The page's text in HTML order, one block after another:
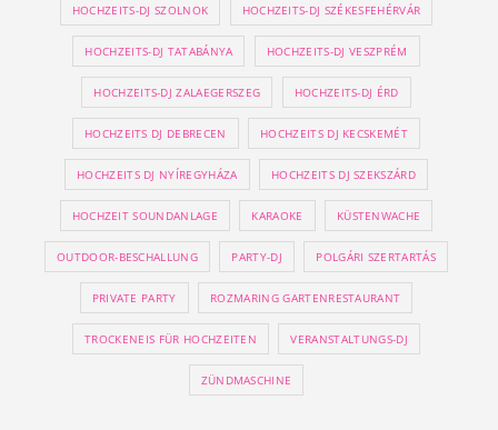
HOCHZEITS-DJ SZOLNOK HOCHZEITS-DJ SZÉKESFEHÉRVÁR
HOCHZEITS-DJ TATABÁNYA HOCHZEITS-DJ VESZPRÉM
HOCHZEITS-DJ ZALAEGERSZEG HOCHZEITS-DJ ÉRD
HOCHZEITS DJ DEBRECEN HOCHZEITS DJ KECSKEMÉT
HOCHZEITS DJ NYÍREGYHÁZA HOCHZEITS DJ SZEKSZÁRD
HOCHZEIT SOUNDANLAGE KARAOKE KÜSTENWACHE
OUTDOOR-BESCHALLUNG PARTY-DJ POLGÁRI SZERTARTÁS
PRIVATE PARTY ROZMARING GARTENRESTAURANT
TROCKENEIS FÜR HOCHZEITEN VERANSTALTUNGS-DJ
ZÜNDMASCHINE